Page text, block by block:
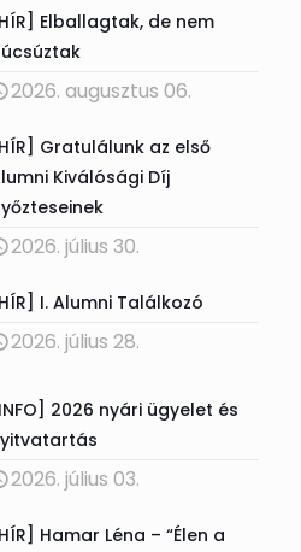
Elballagtak, de nem
2026. augusztus 06.
Gratulálunk az első
Kiválósági Díj
2026. július 30.
I. Alumni Találkozó
2026. július 28.
2026 nyári ügyelet és
2026. július 03.
Hamar Léna – “Élen a